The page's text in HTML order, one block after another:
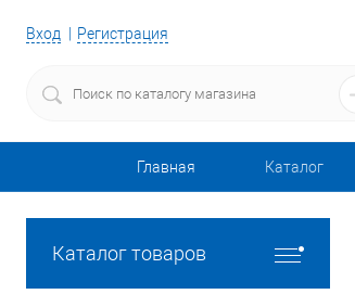
Вход Регистрация
Главная Каталог
Каталог товаров